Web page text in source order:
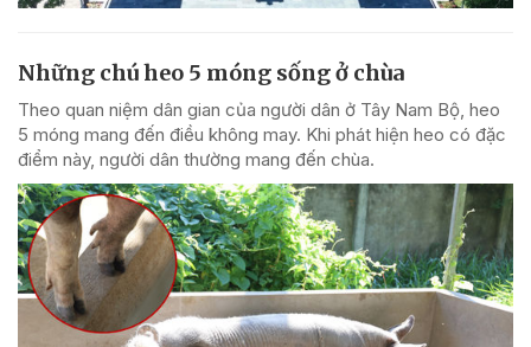
Những chú heo 5 móng sống ở chùa
Theo quan niệm dân gian của người dân ở Tây Nam Bộ, heo
5 móng mang đến điều không may. Khi phát hiện heo có đặc
điểm này, người dân thường mang đến chùa.